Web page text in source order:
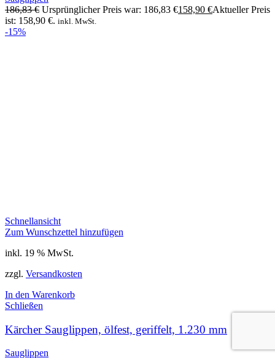
186,83€ Ursprünglicher Preis war: 186,83 €158,90 €Aktueller Preis
ist: 158,90 €. inkl. MwSt.
-15%
Schnellansicht
Zum Wunschzettel hinzufügen
inkl. 19 % MwSt.
zzgl. Versandkosten
In den Warenkorb
Schließen
Kärcher Sauglippen, ölfest, geriffelt, 1.230 mm
Sauglippen